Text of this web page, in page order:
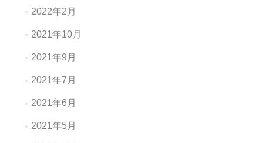
2022年2月
2021年10月
2021年9月
2021年7月
2021年6月
2021年5月